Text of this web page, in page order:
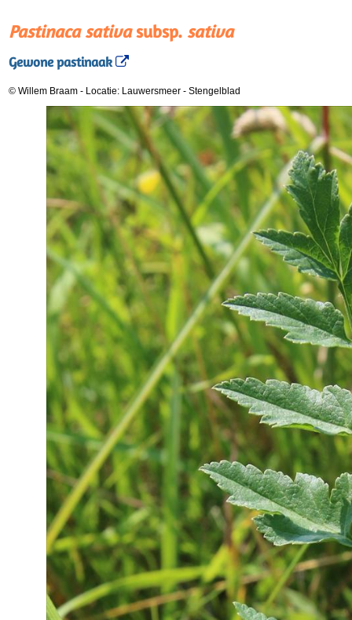
Pastinaca sativasubsp. sativa
Gewone pastinaak
© Willem Braam - Locatie: Lauwersmeer - Stengelblad